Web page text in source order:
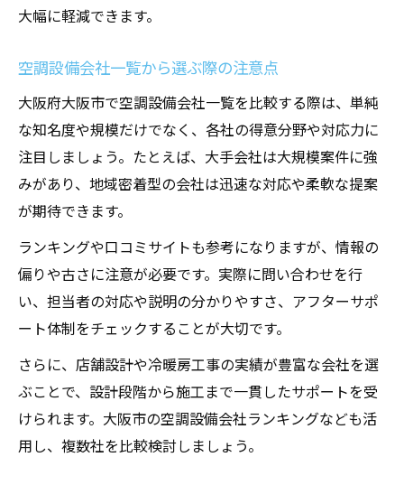
大幅に軽減できます。
空調設備会社一覧から選ぶ際の注意点
大阪府大阪市で空調設備会社一覧を比較する際は、単純
な知名度や規模だけでなく、各社の得意分野や対応力に
注目しましょう。たとえば、大手会社は大規模案件に強
みがあり、地域密着型の会社は迅速な対応や柔軟な提案
が期待できます。
ランキングや口コミサイトも参考になりますが、情報の
偏りや古さに注意が必要です。実際に問い合わせを行
い、担当者の対応や説明の分かりやすさ、アフターサポ
ート体制をチェックすることが大切です。
さらに、店舗設計や冷暖房工事の実績が豊富な会社を選
ぶことで、設計段階から施工まで一貫したサポートを受
けられます。大阪市の空調設備会社ランキングなども活
用し、複数社を比較検討しましょう。